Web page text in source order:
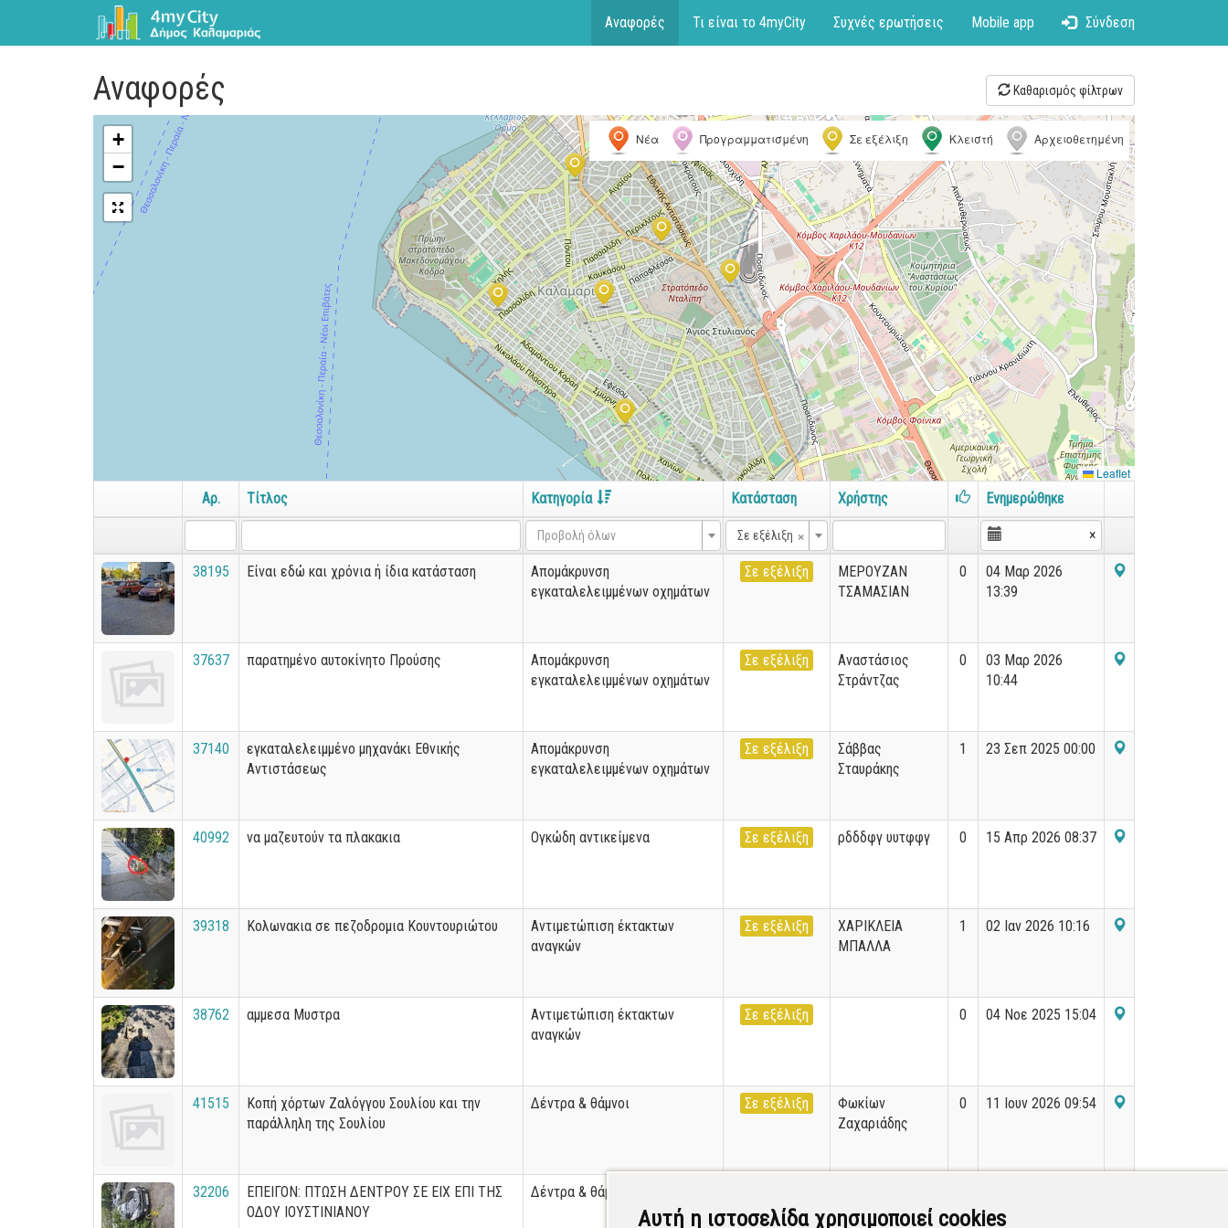
Αυτή η ιστοσελίδα χρησιμοποιεί cookies
Αναφορές Τι είναι το 4myCity Συχνές ερωτήσεις Mobile app Σύνδεση
Αναφορές Καθαρισμός φίλτρων
+
−
Νέα Προγραμματισμένη Σε εξέλιξη Κλειστή Αρχειοθετημένη
Leaflet
Αρ. Τίτλος Κατηγορία Κατάσταση Χρήστης Ενημερώθηκε
Προβολή όλων ×
Σε εξέλιξη ×
38195 Είναι εδώ και χρόνια ή ίδια κατάσταση
Απομάκρυνση
εγκαταλελειμμένων οχημάτων
Σε εξέλιξη
ΜΕΡΟΥΖΑΝ
ΤΣΑΜΑΣΙΑΝ
0
04 Μαρ 2026
13:39
37637 παρατημένο αυτοκίνητο Προύσης
Απομάκρυνση
εγκαταλελειμμένων οχημάτων
Σε εξέλιξη
Αναστάσιος
Στράντζας
0
03 Μαρ 2026
10:44
37140
εγκαταλελειμμένο μηχανάκι Εθνικής
Αντιστάσεως
Απομάκρυνση
εγκαταλελειμμένων οχημάτων
Σε εξέλιξη
Σάββας
Σταυράκης
1 23 Σεπ 2025 00:00
40992 να μαζευτούν τα πλακακια Ογκώδη αντικείμενα Σε εξέλιξη ρδδδφγ υυτφφγ 0 15 Απρ 2026 08:37
39318 Κολωνακια σε πεζοδρομια Κουντουριώτου
Αντιμετώπιση έκτακτων
αναγκών
Σε εξέλιξη
ΧΑΡΙΚΛΕΙΑ
ΜΠΑΛΛΑ
1 02 Ιαν 2026 10:16
38762 αμμεσα Μυστρα
Αντιμετώπιση έκτακτων
αναγκών
Σε εξέλιξη 0 04 Νοε 2025 15:04
41515
Κοπή χόρτων Ζαλόγγου Σουλίου και την
παράλληλη της Σουλίου
Δέντρα & θάμνοι Σε εξέλιξη
Φωκίων
Ζαχαριάδης
0 11 Ιουν 2026 09:54
32206
ΕΠΕΙΓΟΝ: ΠΤΩΣΗ ΔΕΝΤΡΟΥ ΣΕ ΕΙΧ ΕΠΙ ΤΗΣ
ΟΔΟΥ ΙΟΥΣΤΙΝΙΑΝΟΥ
Δέντρα & θάμνοι
ΚΑΛΑΙΤΖΗΣ